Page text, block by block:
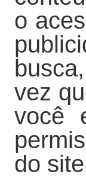
o
vez
você
do